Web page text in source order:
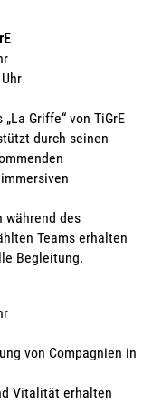
Griffe“ von TiGrE
durch seinen
während des
Teams erhalten
Begleitung.
von Compagnien in
Vitalität erhalten